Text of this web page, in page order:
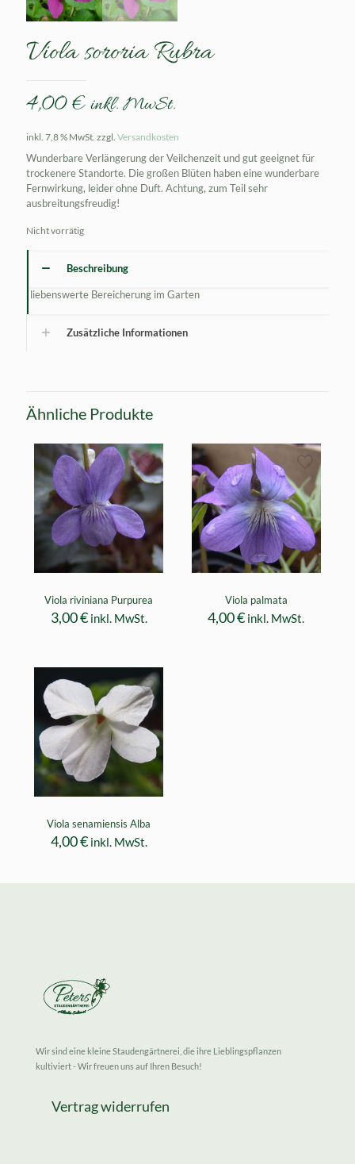
Viola sororia Rubra
4,00€ inkl. MwSt.
inkl. 7,8 % MwSt. zzgl. Versandkosten
Wunderbare Verlängerung der Veilchenzeit und gut geeignet für
trockenere Standorte. Die großen Blüten haben eine wunderbare
Fernwirkung, leider ohne Duft. Achtung, zum Teil sehr
ausbreitungsfreudig!
Nicht vorrätig
Beschreibung
liebenswerte Bereicherung im Garten
Zusätzliche Informationen
Ähnliche Produkte
Viola riviniana Purpurea
3,00€ inkl. MwSt.
Viola palmata
4,00€ inkl. MwSt.
Viola senamiensis Alba
4,00€ inkl. MwSt.
Wir sind eine kleine Staudengärtnerei, die ihre Lieblingspflanzen
kultiviert - Wir freuen uns auf Ihren Besuch!
Vertrag widerrufen